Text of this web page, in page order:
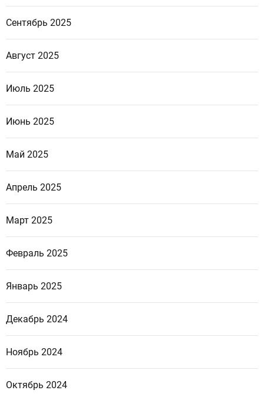
Сентябрь 2025
Август 2025
Июль 2025
Июнь 2025
Май 2025
Апрель 2025
Март 2025
Февраль 2025
Январь 2025
Декабрь 2024
Ноябрь 2024
Октябрь 2024